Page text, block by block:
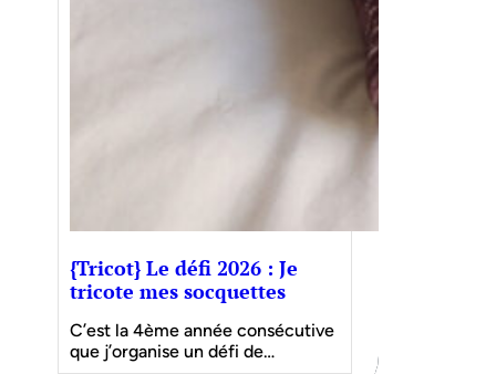
{Tricot} Le défi 2026 : Je
tricote mes socquettes
C’est la 4ème année consécutive
que j’organise un défi de…